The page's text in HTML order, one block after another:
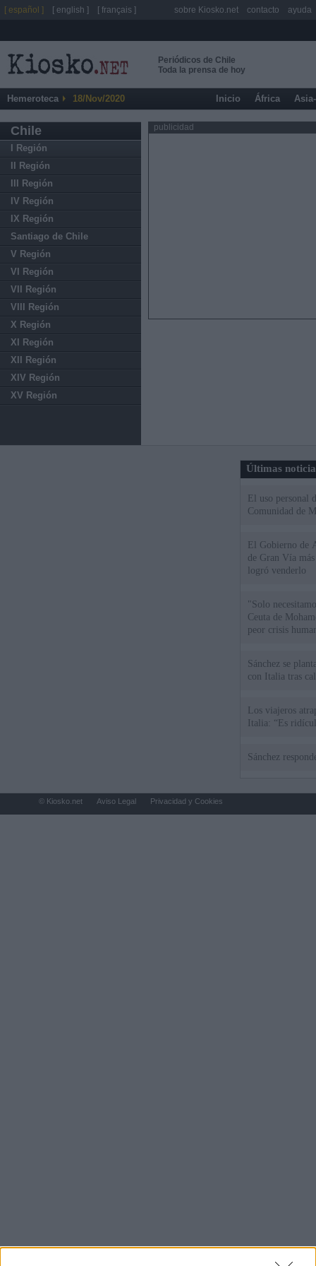
Periódicos de Chile
Toda la prensa de hoy
Hemeroteca 18/Nov/2020 Inicio África
Chile
I Región
II Región
III Región
IV Región
IX Región
Santiago de Chile
V Región
VI Región
VII Región
VIII Región
X Región
XI Región
XII Región
XIV Región
XV Región
publicidad
Últimas
El uso personal
Comunidad de
El Gobierno de
de Gran Vía
logró venderlo
"Solo
Ceuta de
peor crisis
Sánchez se
con Italia tras
Los viajeros
Italia: “Es
Sánchez
[ español ] [ english ] [ français ] sobre Kiosko.net contacto ayuda
© Kiosko.net Aviso Legal Privacidad y Cookies